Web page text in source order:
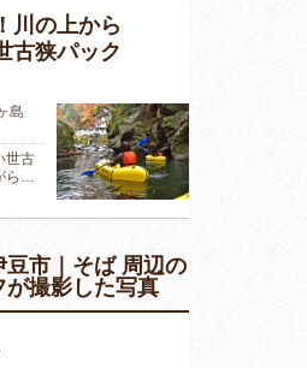
川の上から
古狭パック
島
世古
ら…
豆市｜そば 周辺の
が撮影した写真